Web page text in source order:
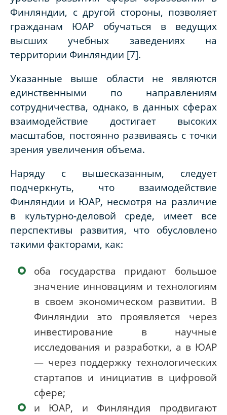
Финляндии, с другой стороны, позволяет
гражданам ЮАР обучаться в ведущих
высших учебных заведениях на
территории Финляндии [7].
Указанные выше области не являются
единственными по направлениям
сотрудничества, однако, в данных сферах
взаимодействие достигает высоких
масштабов, постоянно развиваясь с точки
зрения увеличения объема.
Наряду с вышесказанным, следует
подчеркнуть, что взаимодействие
Финляндии и ЮАР, несмотря на различие
в культурно-деловой среде, имеет все
перспективы развития, что обусловлено
такими факторами, как:
оба государства придают большое
значение инновациям и технологиям
в своем экономическом развитии. В
Финляндии это проявляется через
инвестирование в научные
исследования и разработки, а в ЮАР
— через поддержку технологических
стартапов и инициатив в цифровой
сфере;
и ЮАР, и Финляндия продвигают